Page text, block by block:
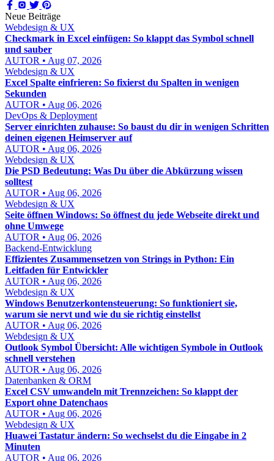
Neue Beiträge
Webdesign & UX
Checkmark in Excel einfügen: So klappt das Symbol schnell
und sauber
AUTOR • Aug 07, 2026
Webdesign & UX
Excel Spalte einfrieren: So fixierst du Spalten in wenigen
Sekunden
AUTOR • Aug 06, 2026
DevOps & Deployment
Server einrichten zuhause: So baust du dir in wenigen Schritten
deinen eigenen Heimserver auf
AUTOR • Aug 06, 2026
Webdesign & UX
Die PSD Bedeutung: Was Du über die Abkürzung wissen
solltest
AUTOR • Aug 06, 2026
Webdesign & UX
Seite öffnen Windows: So öffnest du jede Webseite direkt und
ohne Umwege
AUTOR • Aug 06, 2026
Backend-Entwicklung
Effizientes Zusammensetzen von Strings in Python: Ein
Leitfaden für Entwickler
AUTOR • Aug 06, 2026
Webdesign & UX
Windows Benutzerkontensteuerung: So funktioniert sie,
warum sie nervt und wie du sie richtig einstellst
AUTOR • Aug 06, 2026
Webdesign & UX
Outlook Symbol Übersicht: Alle wichtigen Symbole in Outlook
schnell verstehen
AUTOR • Aug 06, 2026
Datenbanken & ORM
Excel CSV umwandeln mit Trennzeichen: So klappt der
Export ohne Datenchaos
AUTOR • Aug 06, 2026
Webdesign & UX
Huawei Tastatur ändern: So wechselst du die Eingabe in 2
Minuten
AUTOR • Aug 06, 2026